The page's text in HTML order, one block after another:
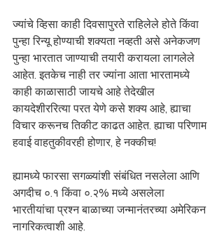
ज्यांचे व्हिसा काही दिवसापुरते राहिलेले होते किंवा
पुन्हा रिन्यू होण्याची शक्यता नव्हती असे अनेकजण
पुन्हा भारतात जाण्याची तयारी करायला लागलेले
आहेत. इतकेच नाही तर ज्यांना आता भारतामध्ये
काही काळासाठी जायचे आहे तेदेखील
कायदेशीररित्या परत येणे कसे शक्य आहे, ह्याचा
विचार करूनच तिकीट काढत आहेत. ह्याचा परिणाम
हवाई वाहतुकीवरही होणार, हे नक्कीच!
ह्यामध्ये फारसा सगळ्यांशी संबंधित नसलेला आणि
अगदीच ०.१ किंवा ०.२% मध्ये असलेला
भारतीयांचा प्रश्न बाळाच्या जन्मानंतरच्या अमेरिकन
नागरिकत्वाशी आहे.